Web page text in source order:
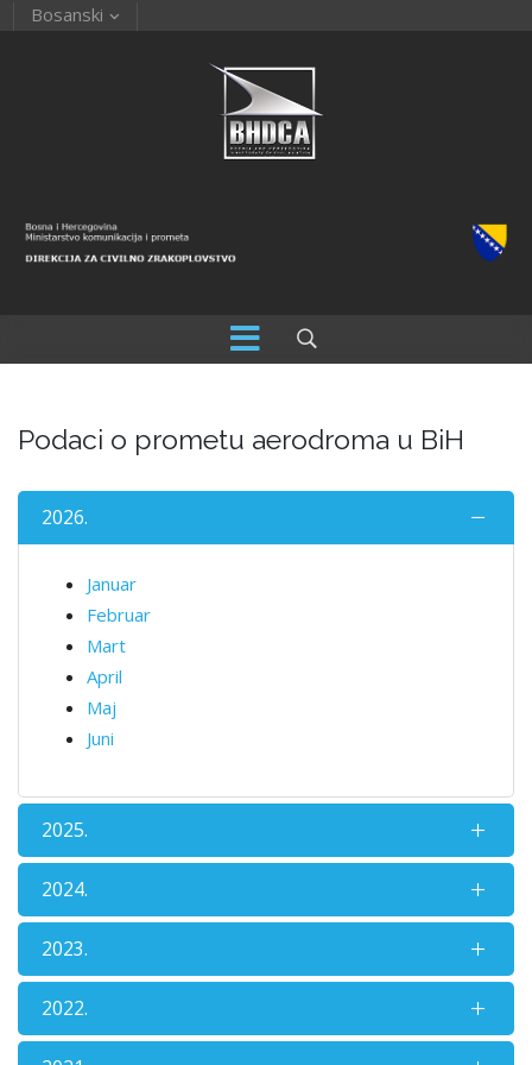
Bosanski
Podaci o prometu aerodroma u BiH
2026.
Januar
Februar
Mart
April
Maj
Juni
2025.
2024.
2023.
2022.